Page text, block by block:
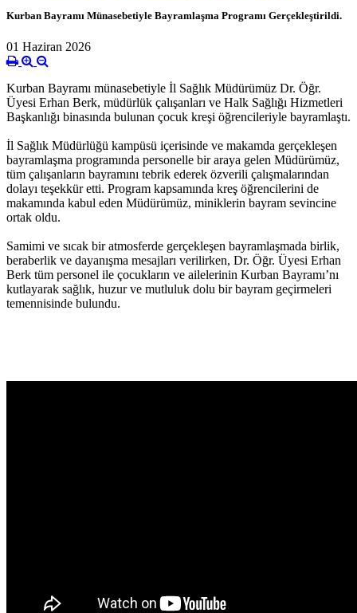
Kurban Bayramı Münasebetiyle Bayramlaşma Programı Gerçekleştirildi.
01 Haziran 2026
Kurban Bayramı münasebetiyle İl Sağlık Müdürümüz Dr. Öğr.
Üyesi Erhan Berk, müdürlük çalışanları ve Halk Sağlığı Hizmetleri
Başkanlığı binasında bulunan çocuk kreşi öğrencileriyle bayramlaştı.
İl Sağlık Müdürlüğü kampüsü içerisinde ve makamda gerçekleşen
bayramlaşma programında personelle bir araya gelen Müdürümüz,
tüm çalışanların bayramını tebrik ederek özverili çalışmalarından
dolayı teşekkür etti. Program kapsamında kreş öğrencilerini de
makamında kabul eden Müdürümüz, miniklerin bayram sevincine
ortak oldu.
Samimi ve sıcak bir atmosferde gerçekleşen bayramlaşmada birlik,
beraberlik ve dayanışma mesajları verilirken, Dr. Öğr. Üyesi Erhan
Berk tüm personel ile çocukların ve ailelerinin Kurban Bayramı’nı
kutlayarak sağlık, huzur ve mutluluk dolu bir bayram geçirmeleri
temennisinde bulundu.